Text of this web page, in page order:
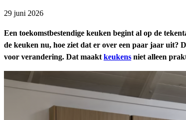
29 juni 2026
Een toekomstbestendige keuken begint al op de
de keuken nu, hoe ziet dat er over een paar jaar uit?
voor verandering. Dat maakt keukens niet alleen